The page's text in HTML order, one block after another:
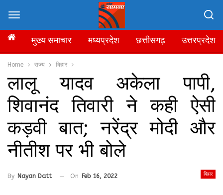
Home राज्य बिहार
लालू यादव अकेला पापी,
शिवानंद तिवारी ने कही ऐसी
कड़वी बात; नरेंद्र मोदी और
नीतीश पर भी बोले
बिहार
By Nayan Datt On Feb 16, 2022
मुख्य समाचार मध्यप्रदेश छत्तीसगढ़ उत्तरप्रदेश